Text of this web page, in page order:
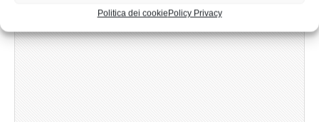
Politica dei cookiePolicy Privacy